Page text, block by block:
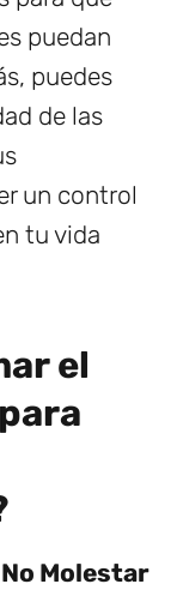
puedan
puedes
de las
un control
tu vida
el
Molestar